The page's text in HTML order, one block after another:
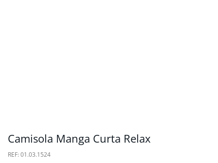
Camisola Manga Curta Relax
: 01.03.1524